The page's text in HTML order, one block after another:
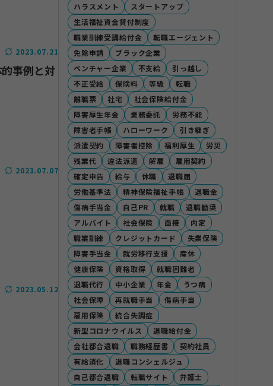
2023.07.21
事例と対
2023.07.07
2023.05.12
ハラスメント
スタートアップ
生活福祉資金貸付制度
職業訓練受講給付金
転職エージェント
免除申請
ブラック企業
ベンチャー企業
不支給
引っ越し
不正受給
保険料 等級
転職
離職票
社宅
社会保険給付金
障害厚生年金
業務委託
労務不能
障害者手帳
ハローワーク
引き継ぎ
派遣契約
障害者控除 福利厚生
労災
残業代
違法派遣 解雇
雇用契約
確定申告
給与 休職
退職届
労働基準法
精神保険福祉手帳
退職金
傷病手当金
自己PR 就職
退職勧奨
アルバイト
社会保険 面接
内定
職業訓練
クレジットカード
失業保険
障害手当金
就労移行支援
産休
健康保険
資格取得
就職困難者
退職代行
中小企業 年金
うつ病
社会保障
再就職手当
傷病手当
雇用保険
統合失調症
新型コロナウイルス
退職給付金
会社都合退職
職務経歴書
契約社員
有給消化
退職コンシェルジュ
自己都合退職
転職サイト
弁護士